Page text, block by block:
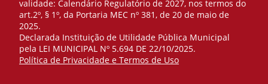
validade: Calendário Regulatório de 2027, nos termos do
art.2º, § 1º, da Portaria MEC nº 381, de 20 de maio de
2025.
Declarada Instituição de Utilidade Pública Municipal
pela LEI MUNICIPAL Nº 5.694 DE 22/10/2025.
Política de Privacidade e Termos de Uso